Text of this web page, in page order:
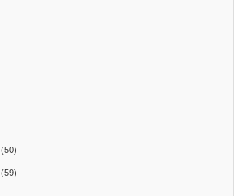
(50)
(59)